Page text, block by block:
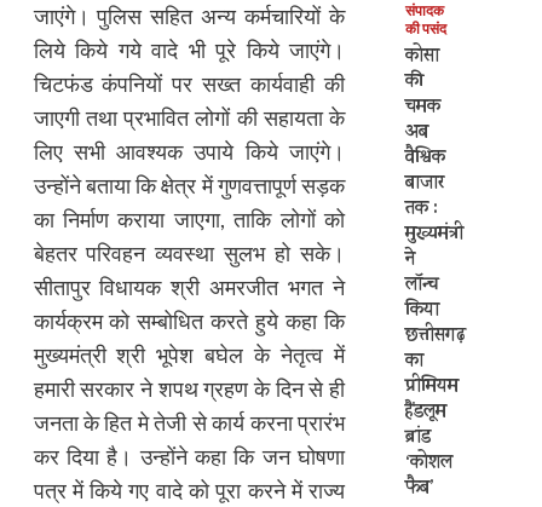
जाएंगे। पुलिस सहित अन्य कर्मचारियों के
लिये किये गये वादे भी पूरे किये जाएंगे।
चिटफंड कंपनियों पर सख्त कार्यवाही की
जाएगी तथा प्रभावित लोगों की सहायता के
लिए सभी आवश्यक उपाये किये जाएंगे।
उन्होंने बताया कि क्षेत्र में गुणवत्तापूर्ण सड़क
का निर्माण कराया जाएगा, ताकि लोगों को
बेहतर परिवहन व्यवस्था सुलभ हो सके।
सीतापुर विधायक श्री अमरजीत भगत ने
कार्यक्रम को सम्बोधित करते हुये कहा कि
मुख्यमंत्री श्री भूपेश बघेल के नेतृत्व में
हमारी सरकार ने शपथ ग्रहण के दिन से ही
जनता के हित मे तेजी से कार्य करना प्रारंभ
कर दिया है। उन्होंने कहा कि जन घोषणा
पत्र में किये गए वादे को पूरा करने में राज्य
संपादक
की पसंद
कोसा
की
चमक
अब
वैश्विक
बाजार
तक :
मुख्यमंत्री
ने
लॉन्च
किया
छत्तीसगढ़
का
प्रीमियम
हैंडलूम
ब्रांड
‘कोशल
फैब’